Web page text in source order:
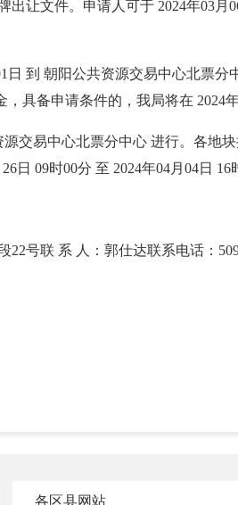
让文件。申请人可于 2024年03
日 到 朝阳公共资源交易中心北票
具备申请条件的，我局将在 2024
交易中心北票分中心 进行。各地
日 09时00分 至 2024年04月04日 16
号联 系 人：郭仕达联系电话：
各区县网站